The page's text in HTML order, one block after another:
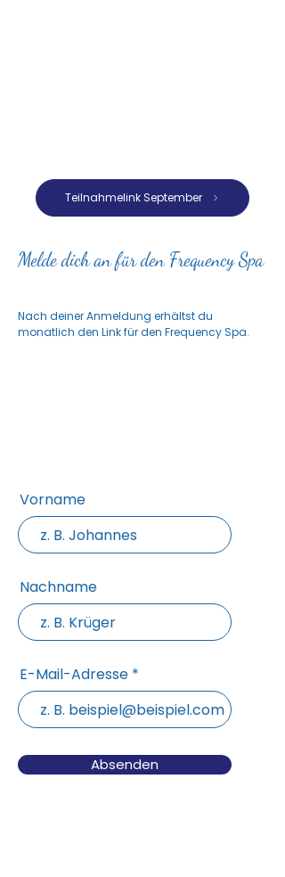
Teilnahmelink September
Melde dich an für den Frequency Spa
Nach deiner Anmeldung erhältst du
monatlich den Link für den Frequency Spa.
Vorname
Nachname
E-Mail-Adresse
Absenden